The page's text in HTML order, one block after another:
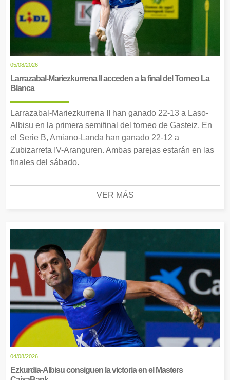
05/08/2026
Larrazabal-Mariezkurrena II acceden a la final del Torneo La
Blanca
Larrazabal-Mariezkurrena II han ganado 22-13 a Laso-
Albisu en la primera semifinal del torneo de Gasteiz. En
el Serie B, Amiano-Landa han ganado 22-12 a
Zubizarreta IV-Aranguren. Ambas parejas estarán en las
finales del sábado.
VER MÁS
04/08/2026
Ezkurdia-Albisu consiguen la victoria en el Masters